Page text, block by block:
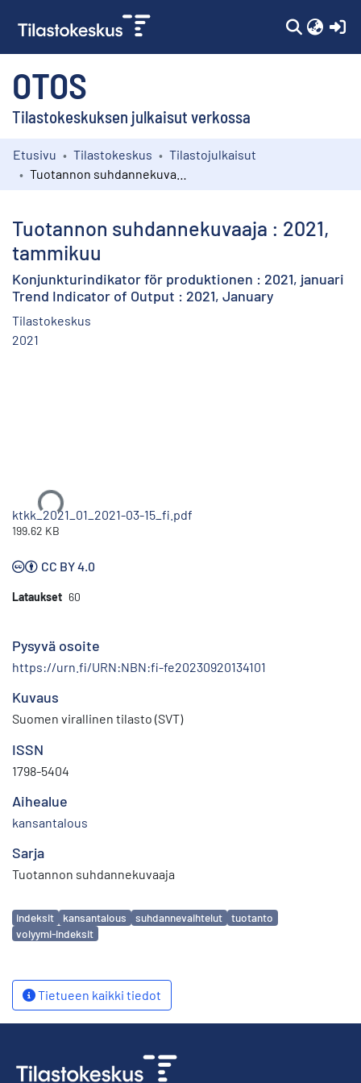
OTOS
Tilastokeskuksen julkaisut verkossa
Kokoelmat
Etusivu Tilastokeskus
Tilastojulkaisut
Tuotannon suhdannekuvaaja : 2021,
tammikuu
Konjunkturindikator för produktionen : 2021, januari
Trend Indicator of Output : 2021, January
Tilastokeskus
2021
Ladataan...
ktkk_2021_01_2021-03-15_fi.pdf
199.62 KB
CC BY 4.0
Lataukset 60
Pysyvä osoite
https://urn.fi/URN:NBN:fi-fe20230920134101
Kuvaus
Suomen virallinen tilasto (SVT)
ISSN
1798-5404
Aihealue
kansantalous
Sarja
Tuotannon suhdannekuvaaja
Avainsanat
indeksit kansantalous suhdannevaihtelut
tuotanto
volyymi-indeksit
Tietueen kaikki tiedot